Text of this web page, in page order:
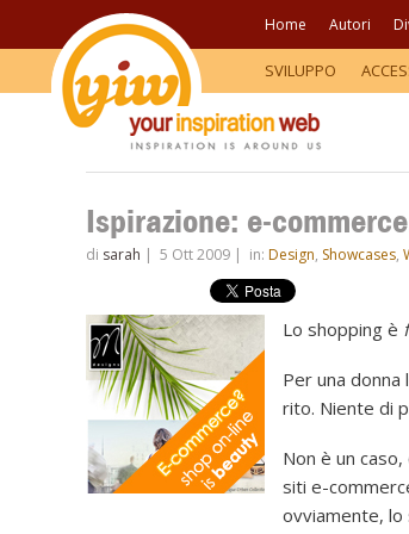
Home Autori
SVILUPPO
Ispirazione: e-
di sarah | 5 Ott 2009 | in: Design, Showcases,
Lo shopping è
Per una
rito. Niente di
Non è un
siti e-
ovviamente,